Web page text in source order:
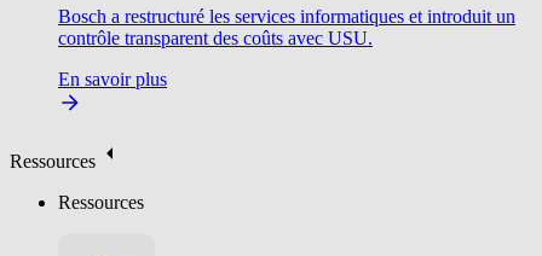
Bosch a restructuré les services informatiques et introduit un
contrôle transparent des coûts avec USU.
En savoir plus
Ressources
Ressources